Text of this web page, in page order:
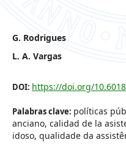
G. Rodrigues
L. A. Vargas
DOI: https://doi.org/
Palabras clave: políticas
anciano, calidad de la
idoso, qualidade da